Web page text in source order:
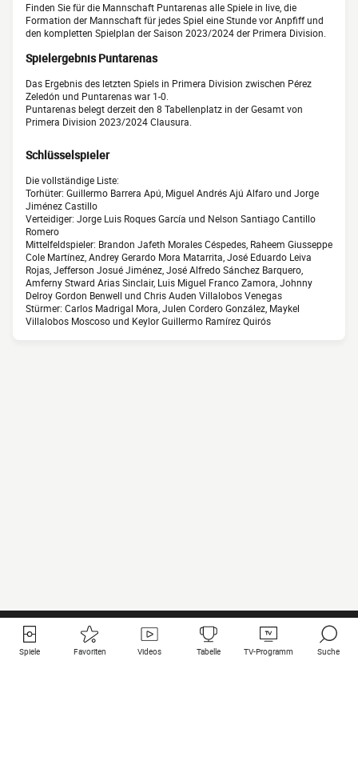
Finden Sie für die Mannschaft Puntarenas alle Spiele in live, die
Formation der Mannschaft für jedes Spiel eine Stunde vor Anpfiff und
den kompletten Spielplan der Saison 2023/2024 der Primera Division.
Spielergebnis Puntarenas
Das Ergebnis des letzten Spiels in Primera Division zwischen Pérez
Zeledón und Puntarenas war 1-0.
Puntarenas belegt derzeit den 8 Tabellenplatz in der Gesamt von
Primera Division 2023/2024 Clausura.
Schlüsselspieler
Die vollständige Liste:
Torhüter: Guillermo Barrera Apú, Miguel Andrés Ajú Alfaro und Jorge
Jiménez Castillo
Verteidiger: Jorge Luis Roques García und Nelson Santiago Cantillo
Romero
Mittelfeldspieler: Brandon Jafeth Morales Céspedes, Raheem Giusseppe
Cole Martínez, Andrey Gerardo Mora Matarrita, José Eduardo Leiva
Rojas, Jefferson Josué Jiménez, José Alfredo Sánchez Barquero,
Amferny Stward Arias Sinclair, Luis Miguel Franco Zamora, Johnny
Delroy Gordon Benwell und Chris Auden Villalobos Venegas
Stürmer: Carlos Madrigal Mora, Julen Cordero González, Maykel
Villalobos Moscoso und Keylor Guillermo Ramírez Quirós
Spiele Favoriten Videos Tabelle TV-Programm Suche